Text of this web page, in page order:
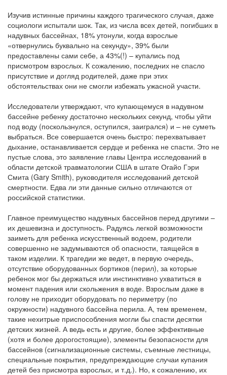
Изучив истинные причины каждого трагического случая, даже
социологи испытали шок. Так, из числа всех детей, погибших в
надувных бассейнах, 18% утонули, когда взрослые
«отвернулись буквально на секунду», 39% были
предоставлены сами себе, а 43%(!) – купались под
присмотром взрослых. К сожалению, последних не спасло
присутствие и догляд родителей, даже при этих
обстоятельствах они не смогли избежать ужасной участи.
Исследователи утверждают, что купающемуся в надувном
бассейне ребенку достаточно нескольких секунд, чтобы уйти
под воду (поскользнулся, оступился, заигрался) и – не суметь
выбраться. Все совершается очень быстро: перехватывает
дыхание, останавливается сердце и ребенка не спасти. Это не
пустые слова, это заявление главы Центра исследований в
области детской травматологии США в штате Огайо Гэри
Смита (Gary Smith), руководителя исследований детской
смертности. Едва ли эти данные сильно отличаются от
российской статистики.
Главное преимущество надувных бассейнов перед другими –
их дешевизна и доступность. Радуясь легкой возможности
заиметь для ребенка искусственный водоем, родители
совершенно не задумываются об опасности, таящейся в
таком изделии. К трагедии же ведет, в первую очередь,
отсутствие оборудованных бортиков (перил), за которые
ребенок мог бы держаться или инстинктивно ухватиться в
момент падения или скольжения в воде. Взрослым даже в
голову не приходит оборудовать по периметру (по
окружности) надувного бассейна перила. А, тем временем,
такие нехитрые приспособления могли бы спасти десятки
детских жизней. А ведь есть и другие, более эффективные
(хотя и более дорогостоящие), элементы безопасности для
бассейнов (сигнализационные системы, съемные лестницы,
специальные покрытия, предупреждающие случаи купания
детей без присмотра взрослых, и т.д.). Но, к сожалению, их